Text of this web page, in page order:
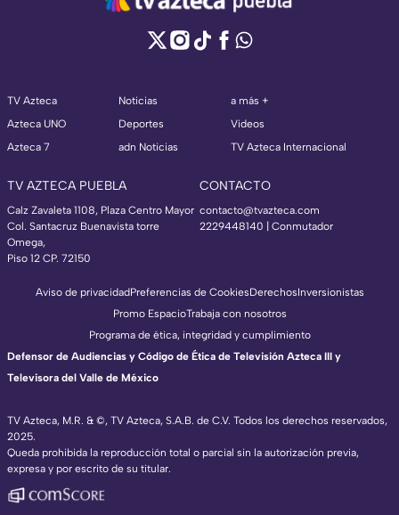
TV Azteca
Azteca UNO
Azteca 7
Noticias
Deportes
adn Noticias
a más +
Videos
TV Azteca Internacional
TV AZTECA PUEBLA
Calz Zavaleta 1108, Plaza Centro Mayor
Col. Santacruz Buenavista torre
Omega,
Piso 12 CP. 72150
CONTACTO
contacto@tvazteca.com
2229448140 | Conmutador
TV Azteca, M.R. & ©, TV Azteca, S.A.B. de C.V. Todos los derechos reservados,
2025.
Queda prohibida la reproducción total o parcial sin la autorización previa,
expresa y por escrito de su titular.
Aviso de privacidadPreferencias de CookiesDerechosInversionistas
Promo EspacioTrabaja con nosotros
Programa de ética, integridad y cumplimiento
Defensor de Audiencias y Código de Ética de Televisión Azteca III y
Televisora del Valle de México